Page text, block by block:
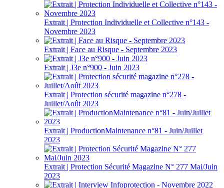
Extrait | Protection Individuelle et Collective n°143 -
Novembre 2023
Extrait | Face au Risque - Septembre 2023
Extrait | J3e n°900 - Juin 2023
Extrait | Protection sécurité magazine n°278 -
Juillet/Août 2023
Extrait | ProductionMaintenance n°81 - Juin/Juillet
2023
Extrait | Protection Sécurité Magazine N° 277 Mai/Juin
2023